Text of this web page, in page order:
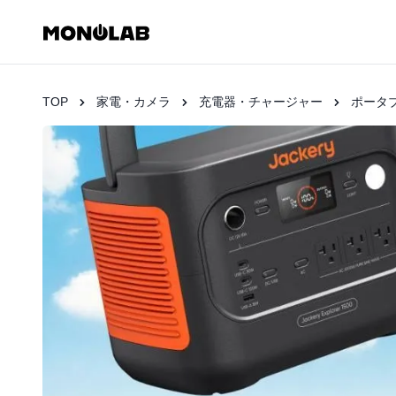
TOP 家電・カメラ 充電器・チャージャー ポータ